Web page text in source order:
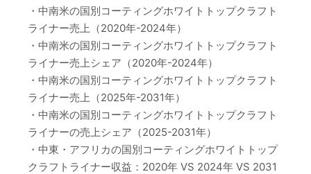
・中南米の国別コーティングホワイトトップクラフト
ライナー売上（2020年-2024年）
・中南米の国別コーティングホワイトトップクラフト
ライナー売上シェア（2020年-2024年）
・中南米の国別コーティングホワイトトップクラフト
ライナー売上（2025年-2031年）
・中南米の国別コーティングホワイトトップクラフト
ライナーの売上シェア（2025-2031年）
・中東・アフリカの国別コーティングホワイトトップ
クラフトライナー収益：2020年 VS 2024年 VS 2031